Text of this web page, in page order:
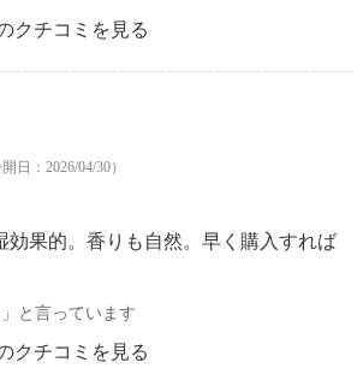
やグロスの下地として。
分にご使用ください。（唇、口
のキューティクル、等）
ージリノール酸水添ヒマシ油、ト
カプリル酸／カプリン酸）グリセ
ア脂油、水添ヒマシ油、合成ワッ
ーツ果皮油、セスキオレイン酸ソ
リラロウエステルズ、トコフェロ
バラ油、カルナウバロウ、グリチ
クチコミを見る
日：2026/04/30）
効果的。香りも自然。早く購入すれば
と言っています
クチコミを見る